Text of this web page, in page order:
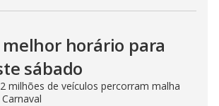
horário para
sábado
milhões de veículos percorram malha